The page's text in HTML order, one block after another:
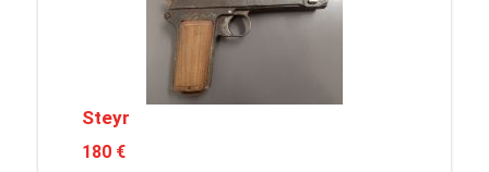
Steyr
180 €